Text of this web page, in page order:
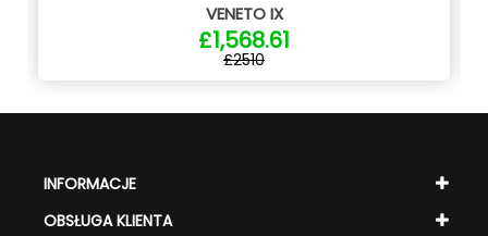
VENETO IX
£1,568.61
£2510
INFORMACJE
OBSŁUGA KLIENTA